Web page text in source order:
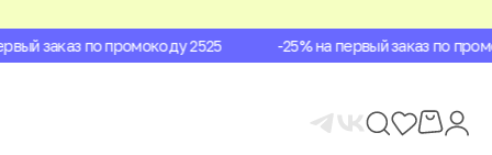
заказ по промокоду 2525 -25% на первый заказ по